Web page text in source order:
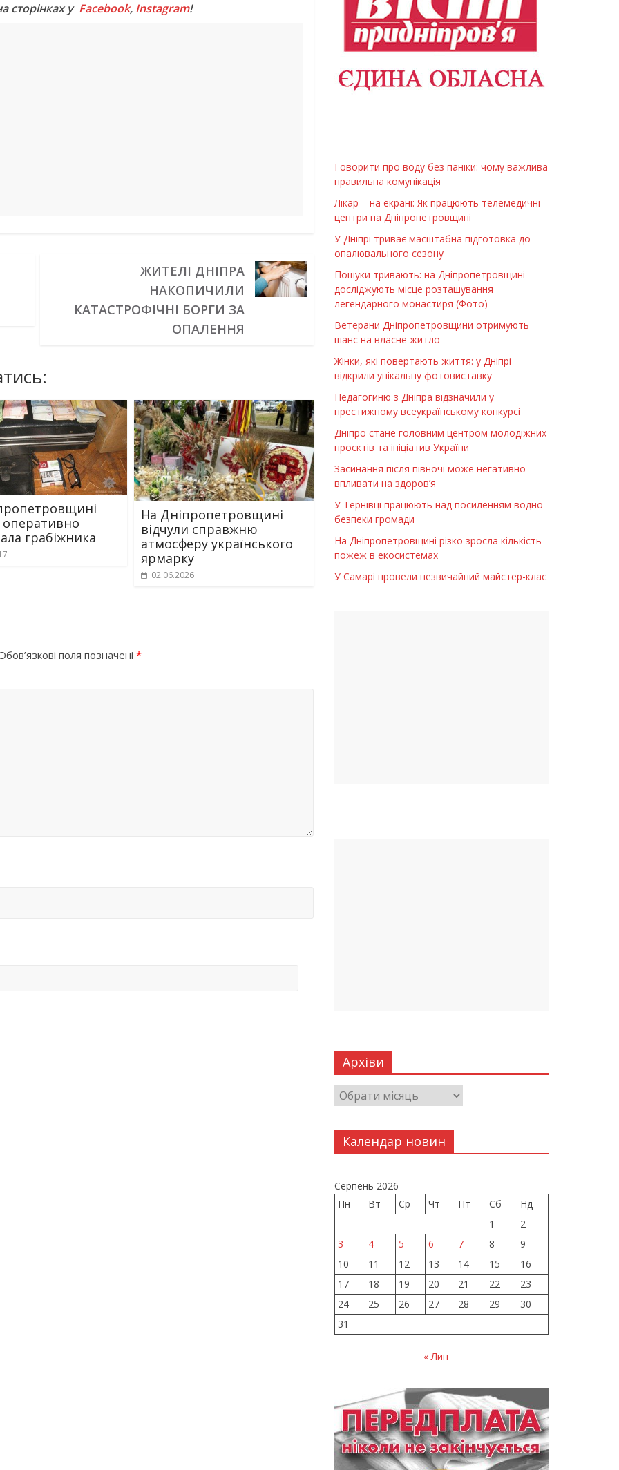
сторінках у Facebook, Instagram!
ЖИТЕЛІ ДНІПРА
НАКОПИЧИЛИ
КАТАСТРОФІЧНІ БОРГИ ЗА
ОПАЛЕННЯ
оперативно
грабіжника
На Дніпропетровщині
відчули справжню
атмосферу українського
ярмарку
02.06.2026
поля позначені *
Говорити про воду без паніки: чому важлива
правильна комунікація
Лікар – на екрані: Як працюють телемедичні
центри на Дніпропетровщині
У Дніпрі триває масштабна підготовка до
опалювального сезону
Пошуки тривають: на Дніпропетровщині
досліджують місце розташування
легендарного монастиря (Фото)
Ветерани Дніпропетровщини отримують
шанс на власне житло
Жінки, які повертають життя: у Дніпрі
відкрили унікальну фотовиставку
Педагогиню з Дніпра відзначили у
престижному всеукраїнському конкурсі
Дніпро стане головним центром молодіжних
проєктів та ініціатив України
Засинання після півночі може негативно
впливати на здоров’я
У Тернівці працюють над посиленням водної
безпеки громади
На Дніпропетровщині різко зросла кількість
пожеж в екосистемах
У Самарі провели незвичайний майстер-клас
Архіви
Календар новин
Серпень 2026
Пн
Вт Ср Чт Пт Сб
Нд
1
2
3
4 5 6 7 8
9
10
11 12 13 14 15
16
17
18 19 20 21 22
23
24
25 26 27 28 29
30
31
« Лип